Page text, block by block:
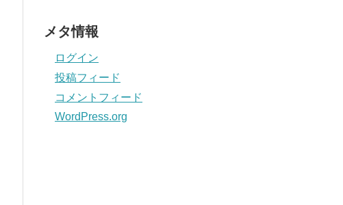
メタ情報
ログイン
投稿フィード
コメントフィード
WordPress.org